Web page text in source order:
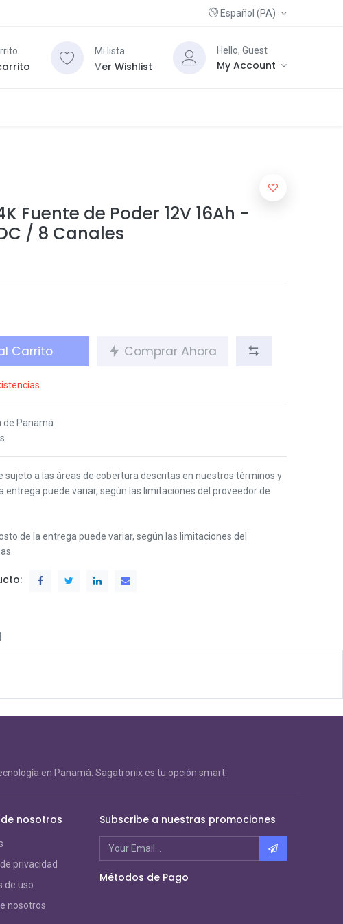
Español (PA)
Mi lista
Ver Wishlist
Hello, Guest
My Account
Fuente de Poder 12V 16Ah -
/ 8 Canales
Carrito Comprar Ahora
de Panamá
sujeto a las áreas de cobertura descritas en nuestros términos y
entrega puede variar, según las limitaciones del proveedor de
de la entrega puede variar, según las limitaciones del
en Panamá. Sagatronix es tu opción smart.
nosotros
privacidad
de uso
nosotros
Subscribe a nuestras promociones
Métodos de Pago